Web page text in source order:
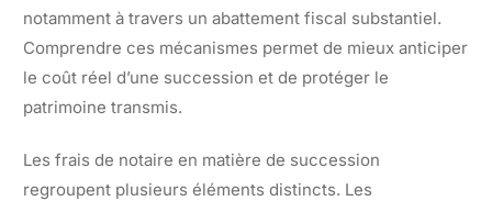
notamment à travers un abattement fiscal substantiel.
Comprendre ces mécanismes permet de mieux anticiper
le coût réel d’une succession et de protéger le
patrimoine transmis.
Les frais de notaire en matière de succession
regroupent plusieurs éléments distincts. Les